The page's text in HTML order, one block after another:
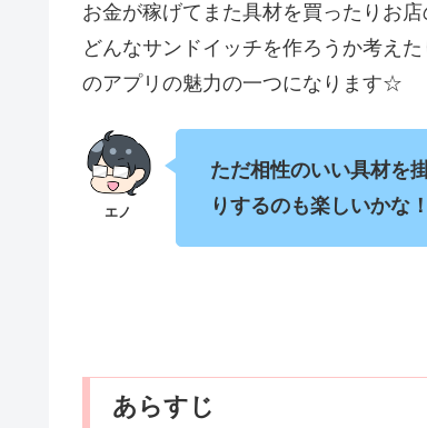
お金が稼げてまた具材を買ったりお
どんなサンドイッチを作ろうか考え
のアプリの魅力の一つになります☆
ただ相性のいい具材を
りするのも楽しいかな！
あらすじ